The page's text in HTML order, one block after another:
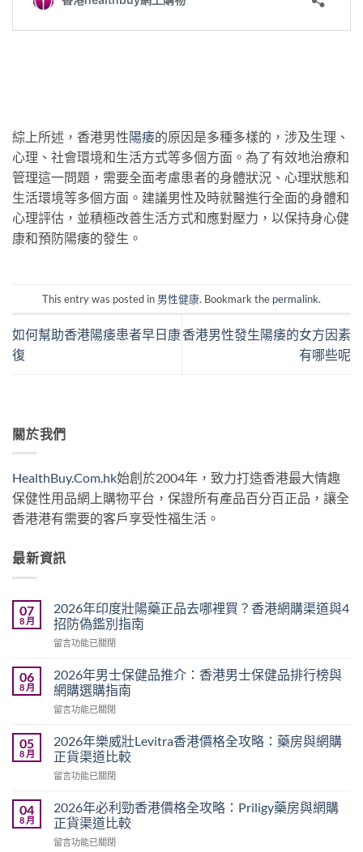
綜上所述，香港男性陽痿的原因是多種多樣的，涉及生理、
心理、社會環境和生活方式等多個方面。為了有效地治療和
管理這一問題，需要全面考慮患者的身體狀況、心理狀態和
生活環境等多個方面。建議男性及時就醫進行全面的身體和
心理評估，並積極改善生活方式和應對壓力，以保持身心健
康和預防陽痿的發生。
This entry was posted in 男性健康. Bookmark the permalink.
如何幫助香港陽痿患者早日康
復
香港男性發生陽痿的女方因素
有哪些呢
關於我們
HealthBuy.Com.hk始創於2004年，致力打造香港最大情趣
保健性用品網上購物平台，保證所有產品百分百正品，讓全
香港港有需要的客戶享受性福生活。
最新資訊
07
8 月
2026年印度壯陽藥正品去哪裡買？香港網購渠道與4
招防偽鑑別指南
在
年
印
度
壯
藥
正
品
去
裡
買？
港
留言功能已關閉
06
8 月
2026年男士保健品推介：香港男士保健品排行榜與
網購選購指南
在
年
男
士
保
品
推
介：
香
留言功能已關閉
05
8 月
2026年樂威壯Levitra香港價格全攻略：藥房與網購
正貨渠道比較
在
年
樂
威
壯
留言功能已關閉
04
8 月
2026年必利勁香港價格全攻略：Priligy藥房與網購
正貨渠道比較
在
留言功能已關閉